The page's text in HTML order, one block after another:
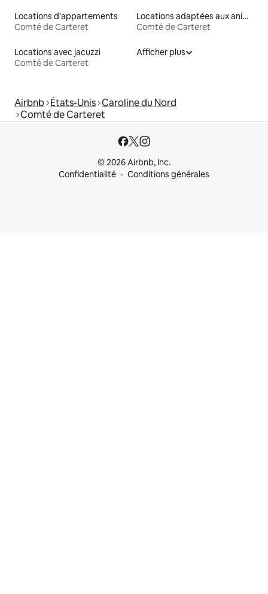
Locations d'appartements
Comté de Carteret
Locations adaptées aux animaux
Comté de Carteret
Locations avec jacuzzi
Comté de Carteret
Afficher plus
Airbnb États-Unis Caroline du Nord
Comté de Carteret
© 2026 Airbnb, Inc.
Confidentialité
Conditions générales